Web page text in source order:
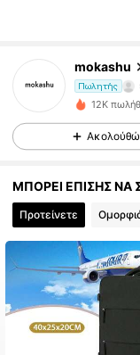
mokashu
Πωλητής
12K
Ακολούθώ
ΜΠΟΡΕΙ ΕΠΙΣΗΣ ΝΑ
Προτείνετε